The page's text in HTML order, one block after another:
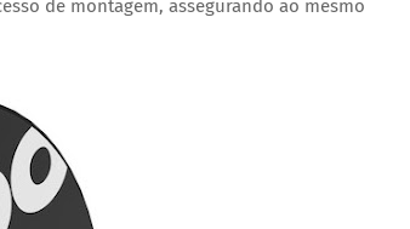
de montagem, assegurando ao mesmo